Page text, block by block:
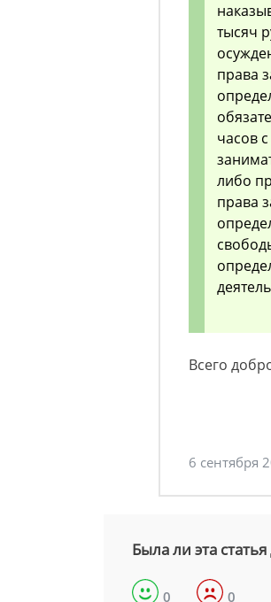
тысяч
права
часов
либо
права
Всего
6 сентября
Была ли эта
0 0